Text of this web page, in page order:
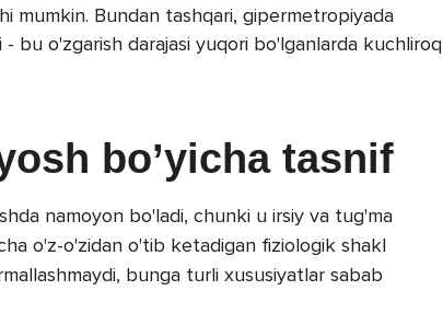
mumkin. Bundan tashqari, gipermetropiyada
bu o'zgarish darajasi yuqori bo'lganlarda kuchliroq
bo’yicha tasnif
namoyon bo'ladi, chunki u irsiy va tug'ma
o'z-o'zidan o'tib ketadigan fiziologik shakl
bunga turli xususiyatlar sabab